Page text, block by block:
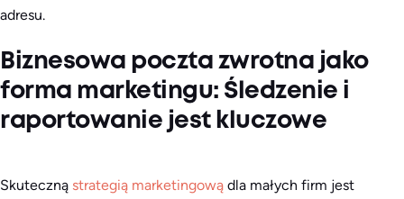
adresu.
Biznesowa poczta zwrotna jako
forma marketingu: Śledzenie i
raportowanie jest kluczowe
Skuteczną strategią marketingową dla małych firm jest